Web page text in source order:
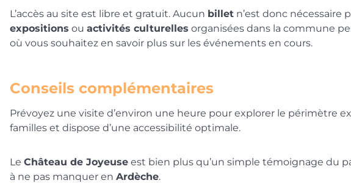
L’accès au site est libre et gratuit. Aucun billet n’est donc nécessaire
expositions ou activités culturelles organisées dans la commune
où vous souhaitez en savoir plus sur les événements en cours.
Conseils complémentaires
Prévoyez une visite d’environ une heure pour explorer le périmètre
familles et dispose d’une accessibilité optimale.
Le Château de Joyeuse est bien plus qu’un simple témoignage du
à ne pas manquer en Ardèche.